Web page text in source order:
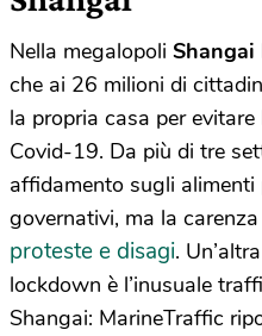
Nella megalopoli Shangai
che ai 26 milioni di
la propria casa per
Covid-19. Da più di tre
affidamento sugli
governativi, ma la
proteste e disagi.
lockdown è l’inusuale
Shangai: MarineTraffic